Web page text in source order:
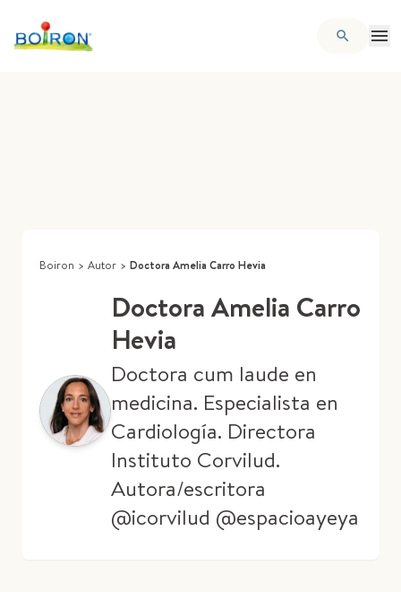
Boiron > Autor > Doctora Amelia Carro Hevia
Doctora Amelia Carro
Hevia
Doctora cum laude en
medicina. Especialista en
Cardiología. Directora
Instituto Corvilud.
Autora/escritora
@icorvilud @espacioayeya